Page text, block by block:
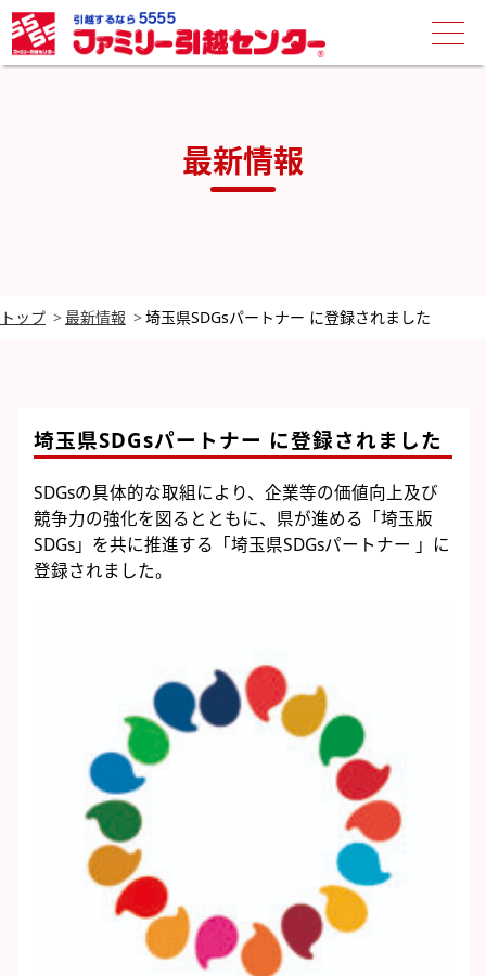
最新情報
トップ 最新情報 埼玉県SDGsパートナー に登録されました
埼玉県SDGsパートナー に登録されました
SDGsの具体的な取組により、企業等の価値向上及び
競争力の強化を図るとともに、県が進める「埼玉版
SDGs」を共に推進する「埼玉県SDGsパートナー 」に
登録されました。